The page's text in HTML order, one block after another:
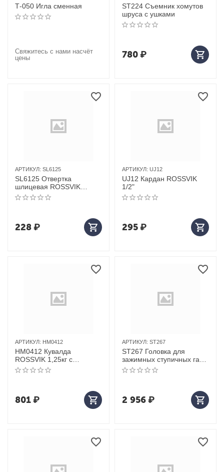
Т-050 Игла сменная
Свяжитесь с нами насчёт
цены
ST224 Съемник хомутов
шруса с ушками
780₽
АРТИКУЛ: SL6125
SL6125 Отвертка
шлицевая ROSSVIK
SL6*125мм
228₽
АРТИКУЛ: UJ12
UJ12 Кардан ROSSVIK
1/2"
295₽
АРТИКУЛ: HM0412
HM0412 Кувалда
ROSSVIK 1,25кг с
фиберглассовой
рукояткой
801₽
АРТИКУЛ: ST267
ST267 Головка для
зажимных ступичных гаек,
60мм для BENZ, MAN
2 956₽